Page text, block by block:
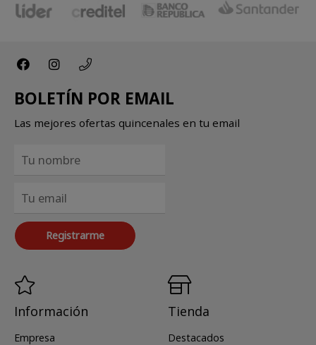
BOLETÍN POR EMAIL
Las mejores ofertas quincenales en tu email
Registrarme
Información
Empresa
Tienda
Destacados